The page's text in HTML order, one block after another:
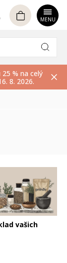
Hľadať
% na celý
8. 2026.
vašich